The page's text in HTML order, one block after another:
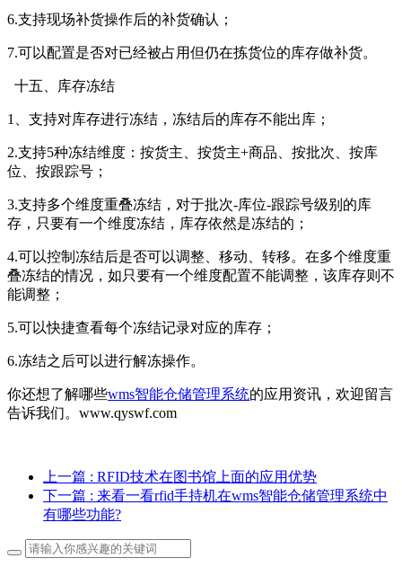
6.支持现场补货操作后的补货确认；
7.可以配置是否对已经被占用但仍在拣货位的库存做补货。
十五、库存冻结
1、支持对库存进行冻结，冻结后的库存不能出库；
2.支持5种冻结维度：按货主、按货主+商品、按批次、按库
位、按跟踪号；
3.支持多个维度重叠冻结，对于批次-库位-跟踪号级别的库
存，只要有一个维度冻结，库存依然是冻结的；
4.可以控制冻结后是否可以调整、移动、转移。在多个维度重
叠冻结的情况，如只要有一个维度配置不能调整，该库存则不
能调整；
5.可以快捷查看每个冻结记录对应的库存；
6.冻结之后可以进行解冻操作。
你还想了解哪些wms智能仓储管理系统的应用资讯，欢迎留言
告诉我们。www.qyswf.com
上一篇 : RFID技术在图书馆上面的应用优势
下一篇 : 来看一看rfid手持机在wms智能仓储管理系统中
有哪些功能?